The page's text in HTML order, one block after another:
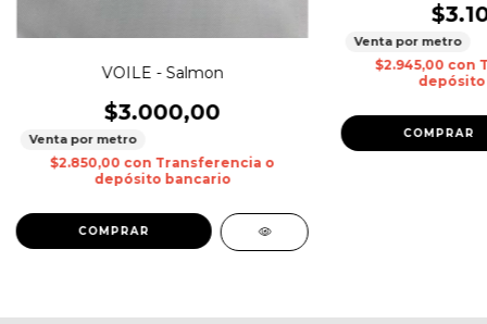
VOILE - Salmon
$3.000,00
Venta por metro
$2.850,00 con Transferencia o
depósito bancario
Venta por metro
$2.945,00 con